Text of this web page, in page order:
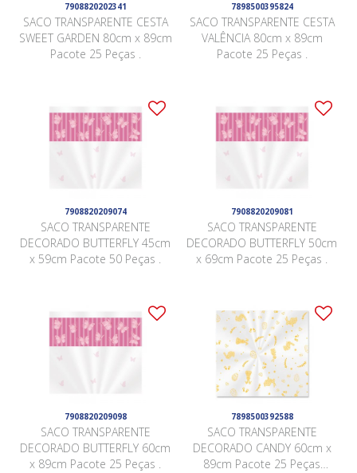
7908820202341
SACO TRANSPARENTE CESTA
SWEET GARDEN 80cm x 89cm
Pacote 25 Peças .
7898500395824
SACO TRANSPARENTE CESTA
VALÊNCIA 80cm x 89cm
Pacote 25 Peças .
7908820209074
SACO TRANSPARENTE
DECORADO BUTTERFLY 45cm
x 59cm Pacote 50 Peças .
7908820209081
SACO TRANSPARENTE
DECORADO BUTTERFLY 50cm
x 69cm Pacote 25 Peças .
7908820209098
SACO TRANSPARENTE
DECORADO BUTTERFLY 60cm
x 89cm Pacote 25 Peças .
7898500392588
SACO TRANSPARENTE
DECORADO CANDY 60cm x
89cm Pacote 25 Peças